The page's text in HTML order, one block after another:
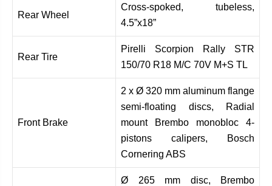
Rear Wheel
Cross-spoked, tubeless,
4.5”x18”
Rear Tire
Pirelli Scorpion Rally STR
150/70 R18 M/C 70V M+S TL
Front Brake
2 x Ø 320 mm aluminum flange
semi-floating discs, Radial
mount Brembo monobloc 4-
pistons calipers, Bosch
Cornering ABS
Ø 265 mm disc, Brembo